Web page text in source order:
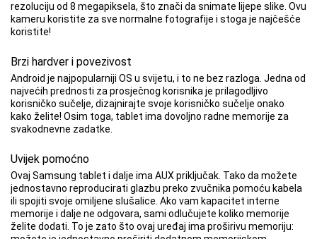
rezoluciju od 8 megapiksela, što znači da snimate lijepe slike. Ovu
kameru koristite za sve normalne fotografije i stoga je najčešće
koristite!
Brzi hardver i povezivost
Android je najpopularniji OS u svijetu, i to ne bez razloga. Jedna od
najvećih prednosti za prosječnog korisnika je prilagodljivo
korisničko sučelje, dizajnirajte svoje korisničko sučelje onako
kako želite! Osim toga, tablet ima dovoljno radne memorije za
svakodnevne zadatke.
Uvijek pomoćno
Ovaj Samsung tablet i dalje ima AUX priključak. Tako da možete
jednostavno reproducirati glazbu preko zvučnika pomoću kabela
ili spojiti svoje omiljene slušalice. Ako vam kapacitet interne
memorije i dalje ne odgovara, sami odlučujete koliko memorije
želite dodati. To je zato što ovaj uređaj ima proširivu memoriju: